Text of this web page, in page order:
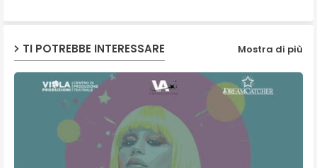
TI POTREBBE INTERESSARE Mostra di più